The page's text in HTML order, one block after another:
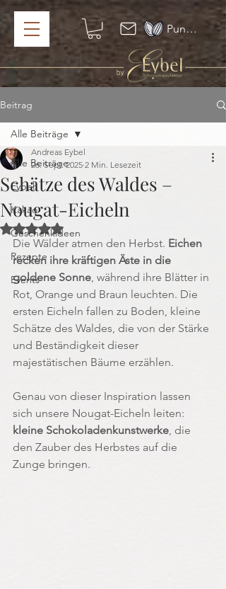
Punkte ansehen
Beitrag
Alle Beiträge
Eybel
Kakao
Geschenkideen
Rezepte
Events
Alle Beiträge
Schätze des Waldes –
Nougat-Eicheln
Andreas Eybel
26. Sept. 2025 2 Min. Lesezeit
Mit NaN von 5 Sternen bewertet.
Die Wälder atmen den Herbst. Eichen
recken ihre kräftigen Äste in die
goldene Sonne, während ihre Blätter in
Rot, Orange und Braun leuchten. Die
ersten Eicheln fallen zu Boden, kleine
Schätze des Waldes, die von der Stärke
und Beständigkeit dieser
majestätischen Bäume erzählen.
Genau von dieser Inspiration lassen
sich unsere Nougat-Eicheln leiten:
kleine Schokoladenkunstwerke, die
den Zauber des Herbstes auf die
Zunge bringen.